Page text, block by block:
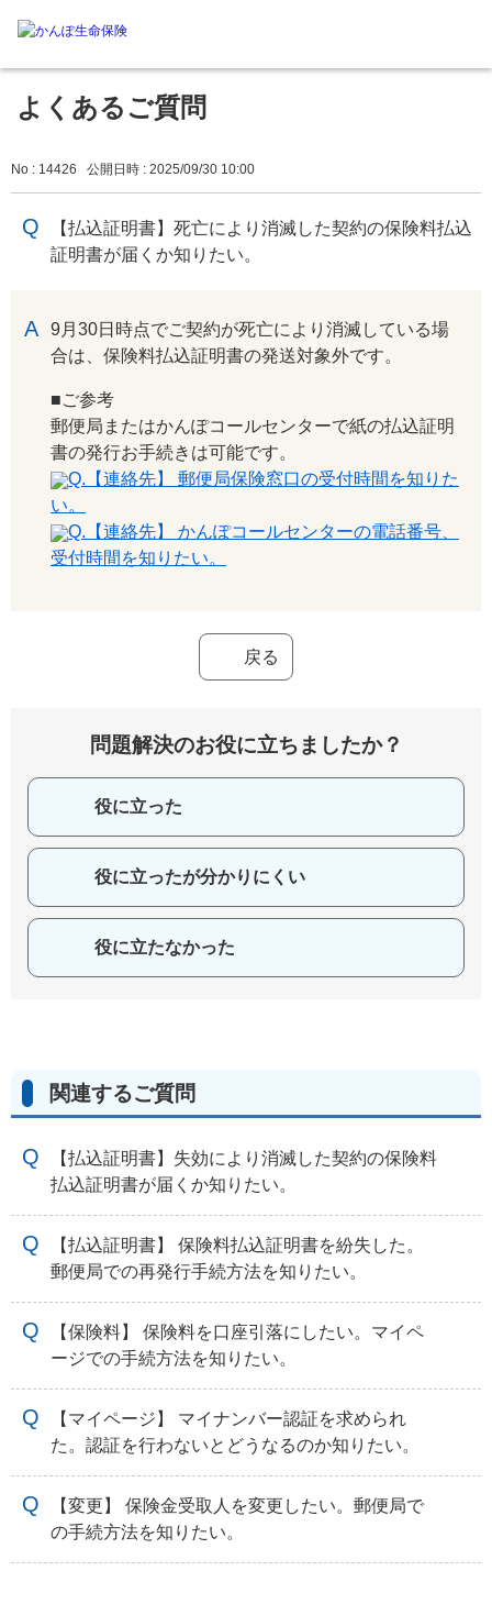
よくあるご質問
No : 14426 公開日時 : 2025/09/30 10:00
【払込証明書】死亡により消滅した契約の保険料払込
証明書が届くか知りたい。
9月30日時点でご契約が死亡により消滅している場
合は、保険料払込証明書の発送対象外です。
■ご参考
郵便局またはかんぽコールセンターで紙の払込証明
書の発行お手続きは可能です。
Q.【連絡先】 郵便局保険窓口の受付時間を知りた
い。
Q.【連絡先】 かんぽコールセンターの電話番号、
受付時間を知りたい。
戻る
問題解決のお役に立ちましたか？
役に立った
役に立ったが分かりにくい
役に立たなかった
関連するご質問
【払込証明書】失効により消滅した契約の保険料
払込証明書が届くか知りたい。
【払込証明書】 保険料払込証明書を紛失した。
郵便局での再発行手続方法を知りたい。
【保険料】 保険料を口座引落にしたい。マイペ
ージでの手続方法を知りたい。
【マイページ】 マイナンバー認証を求められ
た。認証を行わないとどうなるのか知りたい。
【変更】 保険金受取人を変更したい。郵便局で
の手続方法を知りたい。